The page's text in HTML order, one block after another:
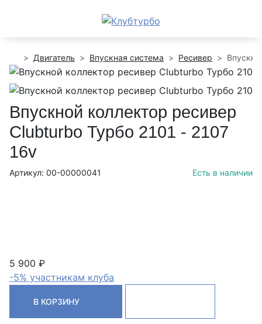
Двигатель Впускная система Ресивер
Впускной коллектор ресивер
Clubturbo Турбо 2101 - 2107
16v
Артикул: 00-00000041 Есть в наличии
5 900 ₽
-5% участникам клуба
В КОРЗИНУ